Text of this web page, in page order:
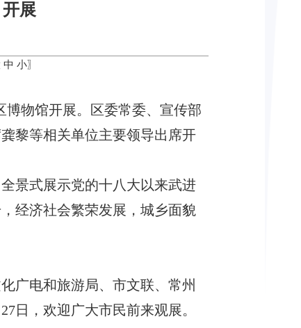
展
中 小〗
博物馆开展。区委常委、宣传部
黎等相关单位主要领导出席开
景式展示党的十八大以来武进
经济社会繁荣发展，城乡面貌
广电和旅游局、市文联、常州
日，欢迎广大市民前来观展。